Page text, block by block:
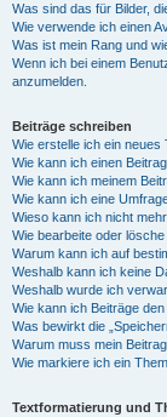
Was sind das für Bilder,
Wie verwende ich einen
Was ist mein Rang und
Wenn ich bei einem
anzumelden.
Beiträge schreiben
Wie erstelle ich ein neues
Wie kann ich einen
Wie kann ich meinem
Wie kann ich eine
Wieso kann ich nicht
Wie bearbeite oder
Warum kann ich auf
Weshalb kann ich keine
Weshalb wurde ich
Wie kann ich Beiträge
Was bewirkt die
Warum muss mein
Wie markiere ich ein
Textformatierung und